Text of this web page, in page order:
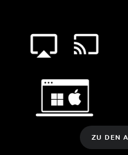
ZU DEN